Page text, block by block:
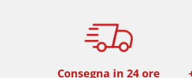
Consegna in 24 ore